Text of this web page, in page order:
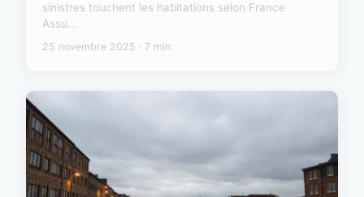
sinistres touchent les habitations selon France
Assu...
25 novembre 2025 · 7 min